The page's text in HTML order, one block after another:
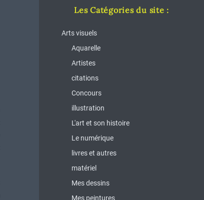
Les Catégories du site :
Arts visuels
Aquarelle
Artistes
citations
Concours
illustration
L'art et son histoire
Le numérique
livres et autres
matériel
Mes dessins
Mes peintures